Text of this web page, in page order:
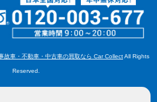
故車・不動車・中古車の買取なら Car CollectAll Rights
Reserved.